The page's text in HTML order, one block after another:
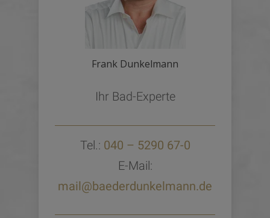
Frank Dunkelmann
Ihr Bad-Experte
Tel.: 040 – 5290 67-0
E-Mail:
mail@baederdunkelmann.de